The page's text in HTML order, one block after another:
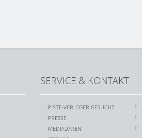
SERVICE & KONTAKT
PISTE-VERLEGER GESUCHT
PRESSE
MEDIADATEN